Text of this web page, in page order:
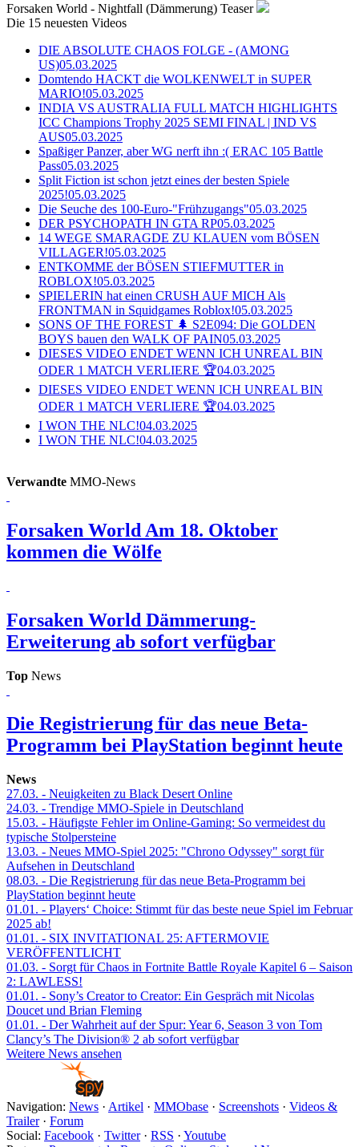
Forsaken World - Nightfall (Dämmerung) Teaser
Die 15 neuesten Videos
DIE ABSOLUTE CHAOS FOLGE - (AMONG
US)05.03.2025
Domtendo HACKT die WOLKENWELT in SUPER
MARIO!05.03.2025
INDIA VS AUSTRALIA FULL MATCH HIGHLIGHTS
ICC Champions Trophy 2025 SEMI FINAL | IND VS
AUS05.03.2025
Spaßiger Panzer, aber WG nerft ihn :( ERAC 105 Battle
Pass05.03.2025
Split Fiction ist schon jetzt eines der besten Spiele
2025!05.03.2025
Die Seuche des 100-Euro-"Frühzugangs"05.03.2025
DER PSYCHOPATH IN GTA RP05.03.2025
14 WEGE SMARAGDE ZU KLAUEN vom BÖSEN
VILLAGER!05.03.2025
ENTKOMME der BÖSEN STIEFMUTTER in
ROBLOX!05.03.2025
SPIELERIN hat einen CRUSH AUF MICH Als
FRONTMAN in Squidgames Roblox!05.03.2025
SONS OF THE FOREST 🌲 S2E094: Die GOLDEN
BOYS bauen den WALK OF PAIN05.03.2025
DIESES VIDEO ENDET WENN ICH UNREAL BIN
ODER 1 MATCH VERLIERE 🏆04.03.2025
DIESES VIDEO ENDET WENN ICH UNREAL BIN
ODER 1 MATCH VERLIERE 🏆04.03.2025
I WON THE NLC!04.03.2025
I WON THE NLC!04.03.2025
Verwandte MMO-News
Forsaken World Am 18. Oktober
kommen die Wölfe
Forsaken World Dämmerung-
Erweiterung ab sofort verfügbar
Top News
Die Registrierung für das neue Beta-
Programm bei PlayStation beginnt heute
News
27.03. - Neuigkeiten zu Black Desert Online
24.03. - Trendige MMO-Spiele in Deutschland
15.03. - Häufigste Fehler im Online-Gaming: So vermeidest du
typische Stolpersteine
13.03. - Neues MMO-Spiel 2025: "Chrono Odyssey" sorgt für
Aufsehen in Deutschland
08.03. - Die Registrierung für das neue Beta-Programm bei
PlayStation beginnt heute
01.01. - Players‘ Choice: Stimmt für das beste neue Spiel im Februar
2025 ab!
01.01. - SIX INVITATIONAL 25: AFTERMOVIE
VERÖFFENTLICHT
01.03. - Sorgt für Chaos in Fortnite Battle Royale Kapitel 6 – Saison
2: LAWLESS!
01.01. - Sony’s Creator to Creator: Ein Gespräch mit Nicolas
Doucet und Brian Fleming
01.01. - Der Wahrheit auf der Spur: Year 6, Season 3 von Tom
Clancy’s The Division® 2 ab sofort verfügbar
Weitere News ansehen
Navigation: News · Artikel · MMObase · Screenshots · Videos &
Trailer· Forum
Social: Facebook · Twitter· RSS · Youtube